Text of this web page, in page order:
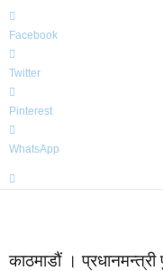
Facebook
Twitter
Pinterest
WhatsApp
काठमाडौं ।